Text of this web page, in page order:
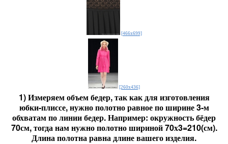
[466x699]
[260x436]
1) Измеряем объем бедер, так как для изготовления
юбки-плиссе, нужно полотно равное по ширине 3-м
обхватам по линии бедер.Например: окружность бёдер
70см, тогда нам нужно полотно шириной 70х3=210(см).
Длина полотна равна длине вашего изделия.